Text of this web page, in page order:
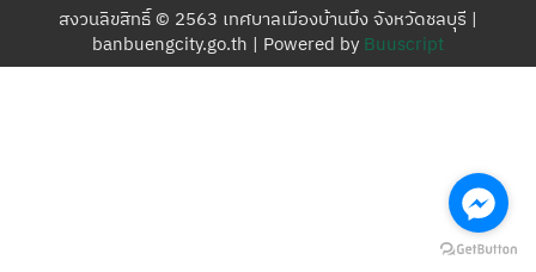
สงวนลิขสิทธิ์ © 2563 เทศบาลเมืองบ้านบึง จังหวัดชลบุรี |
banbuengcity.go.th | Powered by Buuscript